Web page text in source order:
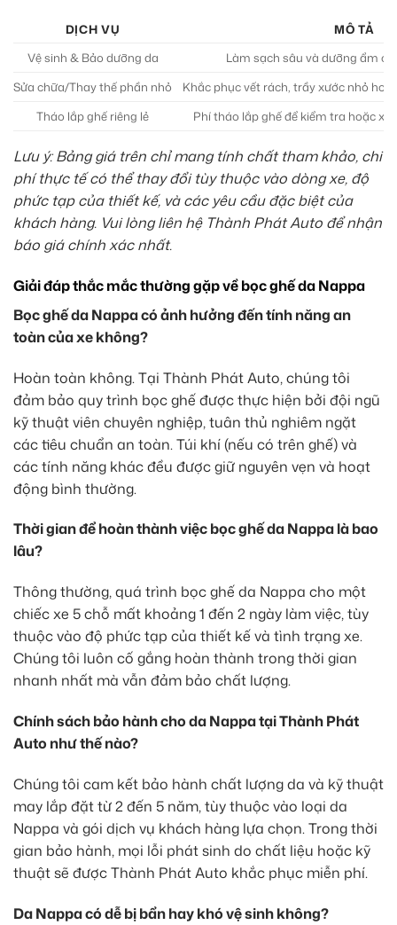
DỊCH VỤ
MÔ TẢ
Vệ sinh & Bảo dưỡng da
Làm sạch sâu và dưỡng ẩm
Sửa chữa/Thay thế phần nhỏ
Khắc phục vết rách, trầy xước nhỏ
Tháo lắp ghế riêng lẻ
Phí tháo lắp ghế để kiểm tra hoặc xử
Lưu ý: Bảng giá trên chỉ mang tính chất tham khảo, chi
phí thực tế có thể thay đổi tùy thuộc vào dòng xe, độ
phức tạp của thiết kế, và các yêu cầu đặc biệt của
khách hàng. Vui lòng liên hệ Thành Phát Auto để nhận
báo giá chính xác nhất.
Giải đáp thắc mắc thường gặp về bọc ghế da Nappa
Bọc ghế da Nappa có ảnh hưởng đến tính năng an
toàn của xe không?
Hoàn toàn không. Tại Thành Phát Auto, chúng tôi
đảm bảo quy trình bọc ghế được thực hiện bởi đội ngũ
kỹ thuật viên chuyên nghiệp, tuân thủ nghiêm ngặt
các tiêu chuẩn an toàn. Túi khí (nếu có trên ghế) và
các tính năng khác đều được giữ nguyên vẹn và hoạt
động bình thường.
Thời gian để hoàn thành việc bọc ghế da Nappa là bao
lâu?
Thông thường, quá trình bọc ghế da Nappa cho một
chiếc xe 5 chỗ mất khoảng 1 đến 2 ngày làm việc, tùy
thuộc vào độ phức tạp của thiết kế và tình trạng xe.
Chúng tôi luôn cố gắng hoàn thành trong thời gian
nhanh nhất mà vẫn đảm bảo chất lượng.
Chính sách bảo hành cho da Nappa tại Thành Phát
Auto như thế nào?
Chúng tôi cam kết bảo hành chất lượng da và kỹ thuật
may lắp đặt từ 2 đến 5 năm, tùy thuộc vào loại da
Nappa và gói dịch vụ khách hàng lựa chọn. Trong thời
gian bảo hành, mọi lỗi phát sinh do chất liệu hoặc kỹ
thuật sẽ được Thành Phát Auto khắc phục miễn phí.
Da Nappa có dễ bị bẩn hay khó vệ sinh không?